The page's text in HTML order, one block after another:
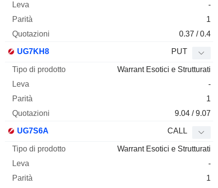
-
1
0.37 / 0.4
UG7KH8 PUT
Warrant Esotici e Strutturati
-
1
9.04 / 9.07
UG7S6A CALL
Warrant Esotici e Strutturati
-
1